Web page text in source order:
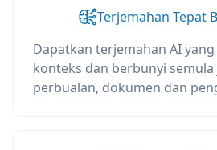
Terjemahan Tepat
Dapatkan terjemahan AI
konteks dan berbunyi
perbualan, dokumen dan